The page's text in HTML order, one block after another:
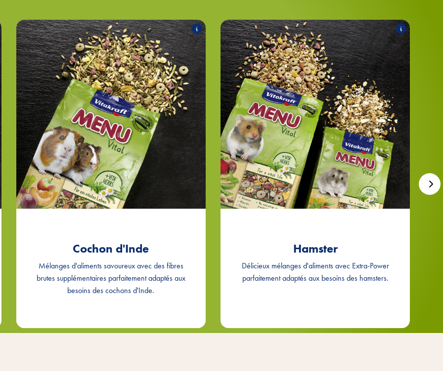
Cochon d'Inde
Mélanges d'aliments savoureux avec des fibres
brutes supplémentaires parfaitement adaptés aux
besoins des cochons d'Inde.
Cochon d'Inde
Les produits suivants font partie de l'assortiment
:
MENU Vital
Hamster
Délicieux mélanges d'aliments avec Extra-Power
parfaitement adaptés aux besoins des hamsters.
Hamster
Les produits suivants font partie de l'assortiment
:
MENU Vital